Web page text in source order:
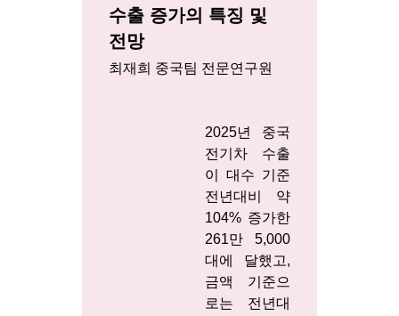
수출 증가의 특징 및
전망
최재희 중국팀 전문연구원
2025년 중국
전기차 수출
이 대수 기준
전년대비 약
104% 증가한
261만 5,000
대에 달했고,
금액 기준으
로는 전년대